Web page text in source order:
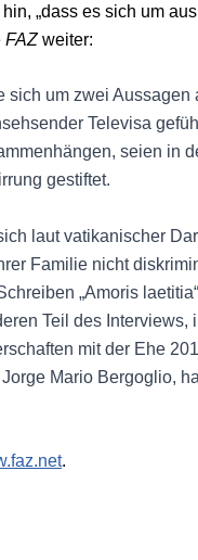
„dass es sich um
FAZweiter:
um zwei
Televisa
seien in
gestiftet.
laut vatikanischer
Familie nicht
„Amoris
Teil des
mit der Ehe
Mario Bergoglio,
.